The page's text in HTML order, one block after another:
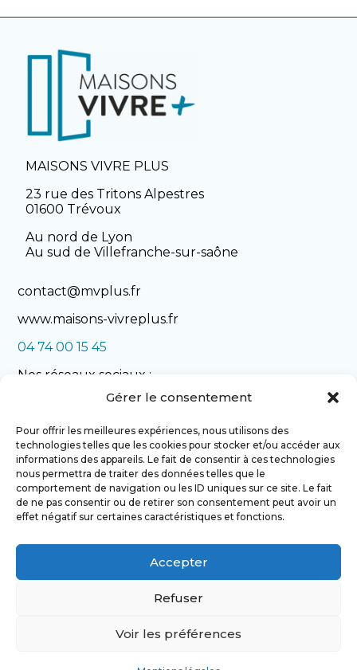
Gérer le consentement
Pour offrir les meilleures expériences, nous utilisons des
technologies telles que les cookies pour stocker et/ou accéder aux
informations des appareils. Le fait de consentir à ces technologies
nous permettra de traiter des données telles que le
comportement de navigation ou les ID uniques sur ce site. Le fait
de ne pas consentir ou de retirer son consentement peut avoir un
effet négatif sur certaines caractéristiques et fonctions.
Accepter
Refuser
Voir les préférences
MAISONS VIVRE PLUS
23 rue des Tritons Alpestres
01600 Trévoux
Au nord de Lyon
Au sud de Villefranche-sur-saône
contact@mvplus.fr
www.maisons-vivreplus.fr
04 74 00 15 45
Nos réseaux sociaux :
NOS REALISATIONS